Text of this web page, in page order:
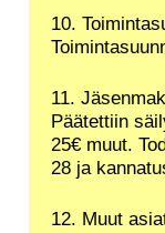
10.
11.
Päätettiin
25€ muut.
28 ja
12. Muut